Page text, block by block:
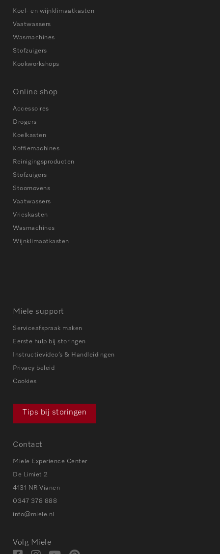
Koel- en wijnklimaatkasten
Vaatwassers
Wasmachines
Stofzuigers
Kookworkshops
Online shop
Accessoires
Drogers
Koelkasten
Koffiemachines
Reinigingsproducten
Stofzuigers
Stoomovens
Vaatwassers
Vrieskasten
Wasmachines
Wijnklimaatkasten
Miele support
Serviceafspraak maken
Eerste hulp bij storingen
Instructievideo’s & Handleidingen
Privacy beleid
Cookies
Tips bij storingen
Contact
Miele Experience Center
De Limiet 2
4131 NR Vianen
0347 378 888
info@miele.nl
Volg Miele